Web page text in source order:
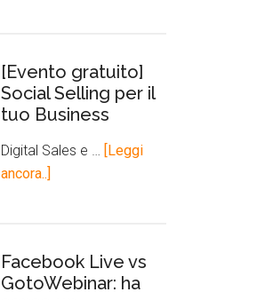
[Evento gratuito]
Social Selling per il
tuo Business
Digital Sales e …
[Leggi
ancora..]
Facebook Live vs
GotoWebinar: ha